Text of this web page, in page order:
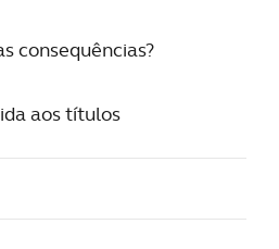
do site.
consequências?
aos títulos